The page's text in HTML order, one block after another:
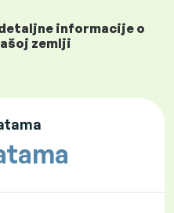
informacije o
zemlji